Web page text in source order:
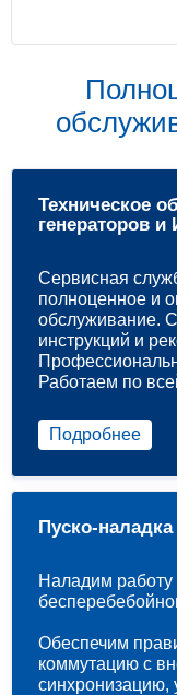
Техническое
генераторов и
Сервисная
полноценное и
обслуживание.
инструкций и
Работаем по
Подробнее
Пуско-
Наладим работу
Обеспечим
коммутацию с
синхронизацию,